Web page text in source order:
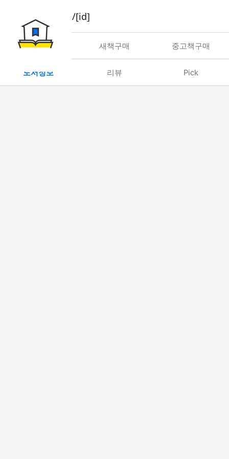
book/rent/[id]
대여 새책구매 중고책구매
도서정보 리뷰 Pick